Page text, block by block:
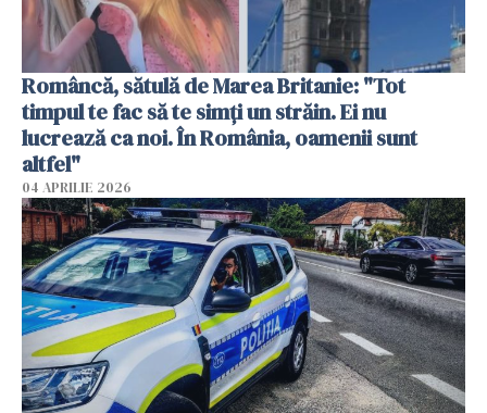
Româncă, sătulă de Marea Britanie: "Tot
timpul te fac să te simți un străin. Ei nu
lucrează ca noi. În România, oamenii sunt
altfel"
04 APRILIE 2026